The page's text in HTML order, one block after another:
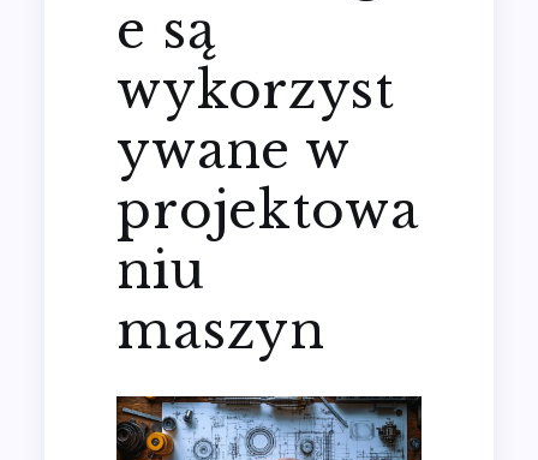
e są
wykorzyst
ywane w
projektowa
niu
maszyn